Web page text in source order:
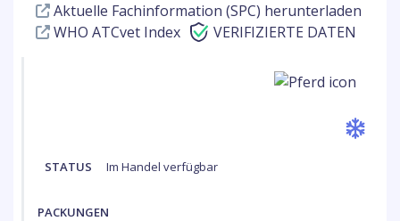
Aktuelle Fachinformation (SPC) herunterladen
WHO ATCvet Index
VERIFIZIERTE DATEN
STATUS Im Handel verfügbar
PACKUNGEN